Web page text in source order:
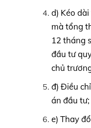
d) Kéo
mà tổng
12 tháng
đầu tư
chủ
đ) Điều
án đầu tư;
e) Thay